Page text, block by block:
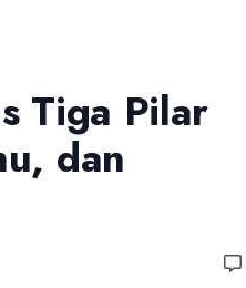
Tiga Pilar
dan